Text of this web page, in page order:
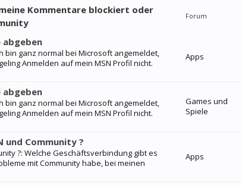
Kommentare blockiert oder
Forum
abgeben
bin ganz normal bei Microsoft angemeldet,
Anmelden auf mein MSN Profil nicht.
Apps
abgeben
bin ganz normal bei Microsoft angemeldet,
Anmelden auf mein MSN Profil nicht.
Games und
Spiele
und Community ?
?: Welche Geschäftsverbindung gibt es
mit Community habe, bei meinen
Apps